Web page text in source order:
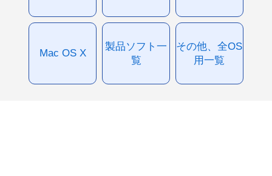
Mac OS X
製品ソフト一
覧
その他、全OS
用一覧